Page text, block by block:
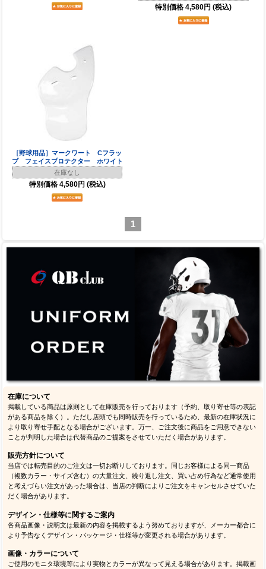
特別価格 4,580円 (税込)
［野球用品］マークワート Cフラッ
プ フェイスプロテクター ホワイト
在庫なし
特別価格 4,580円 (税込)
1
在庫について
掲載している商品は原則として在庫販売を行っております（予約、取り寄せ等の表記
がある商品を除く）。ただし店頭でも同時販売を行っているため、最新の在庫状況に
より取り寄せ手配となる場合がございます。万一、ご注文後に商品をご用意できない
ことが判明した場合は代替商品のご提案をさせていただく場合があります。
販売方針について
当店では転売目的のご注文は一切お断りしております。同じお客様による同一商品
（複数カラー・サイズ含む）の大量注文、繰り返し注文、買い占め行為など通常使用
と考えづらい注文があった場合は、当店の判断によりご注文をキャンセルさせていた
だく場合があります。
デザイン・仕様等に関するご案内
各商品画像・説明文は最新の内容を掲載するよう努めておりますが、メーカー都合に
より予告なくデザイン・パッケージ・仕様等が変更される場合があります。
画像・カラーについて
ご使用のモニタ環境等により実物とカラーが異なって見える場合があります。掲載画